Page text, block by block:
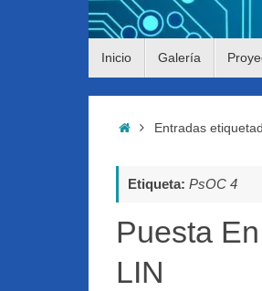
Inicio Galería
InicioEntradas
Etiqueta: PsOC 4
Puesta
LIN